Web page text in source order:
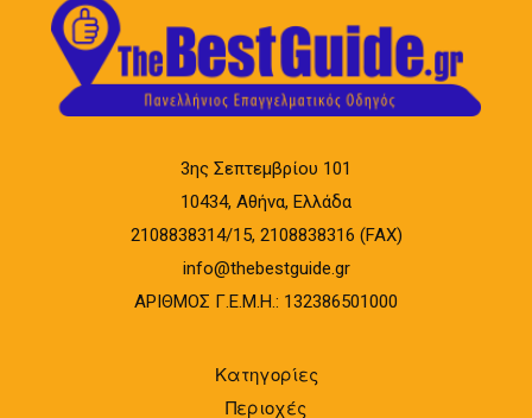
3ης Σεπτεμβρίου 101
10434, Αθήνα, Ελλάδα
2108838314/15, 2108838316 (FAX)
info@thebestguide.gr
ΑΡΙΘΜΟΣ Γ.Ε.Μ.Η.: 132386501000
Κατηγορίες
Περιοχές